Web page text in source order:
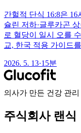
간헐적 단식 16:8은
슐린 저하·글루카곤
로 혈당이 일시 오를
교, 한국 적용 가이드
2026. 5. 13·15분
의사가 만든 건강 관
주식회사 랜식